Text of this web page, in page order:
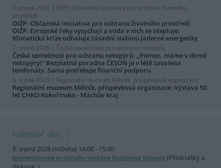
7. srpna 2026 | OIŽP- Občanská iniciativa pro ochranu životního
prostředí
OIŽP- Občanská iniciativa pro ochranu životního prostředí :
OIŽP: Evropské řeky vysychají a voda v nich se otepluje:
Klimatická krize odhaluje zásadní slabinu jaderné energetiky
7. srpna 2026 | Česká společnost pro ochranu netopýrů
Česká společnost pro ochranu netopýrů: „Pomoc, máme v domě
netopýry!“ Bezplatná poradna ČESON je v létě zavalena
telefonáty. Sama potřebuje finanční podporu.
6. srpna 2026 | Regionální muzeum Mělník, příspěvková organizace
Regionální muzeum Mělník, příspěvková organizace: Výstava 50
let CHKO Kokořínsko - Máchův kraj
kalendář akcí
8. srpna 2026 (sobota) 14:00 - 15:00
Komentované prohlídky výstavy Rostlinná Odysea (Přednášky a